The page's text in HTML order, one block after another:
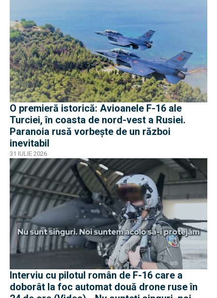
O premieră istorică: Avioanele F-16 ale
Turciei, în coasta de nord-vest a Rusiei.
Paranoia rusă vorbește de un război
inevitabil
31 IULIE 2026
Interviu cu pilotul român de F-16 care a
doborât la foc automat două drone ruse în